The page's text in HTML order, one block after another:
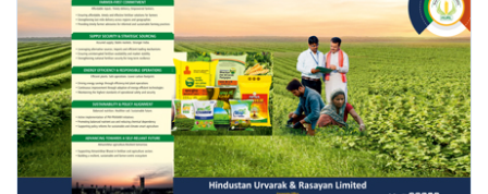
Latest News
Agriculture Conclave and NACOF
Awards 2022
Agri Start-Ups